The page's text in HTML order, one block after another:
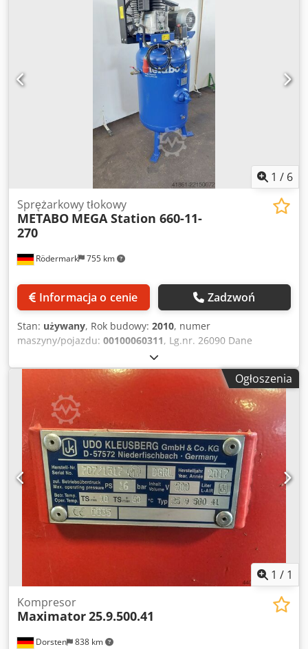
umówieniu się. Cieszymy się na Twoją wizytę. Zespół
1 / 6
Rödermark 755 km
Sprężarkowy tłokowy
METABO MEGA Station 660-11-
270
Informacja o cenie Zadzwoń
Stan: używany, Rok budowy: 2010, numer
maszyny/pojazdu: 00100060311, Lg.nr. 26090 Dane
techniczne: - Wersja: stojąca Dkedpfxszd T S Es Acner -
Maks. ciśnienie robocze: 10 bar - Pojemność zbiornika
ciśnieniowego: 270 l - Wydajność ssania: 585 l/min -
Wydajność tłoczenia: 440 l/min - Prędkość obrotowa
sprężarki: 1200 obr/min - Napęd: 400 V / 4,0 kW - Średnica
zbiornika ok.: 600 mm - Zapotrzebowanie na miejsce ok.:
szer. 800 x wys. 1850 x gł. 900 mm - Masa ok.: 150 kg
Ogłoszenia
1 / 1
Dorsten 838 km
Kompresor
Maximator25.9.500.41